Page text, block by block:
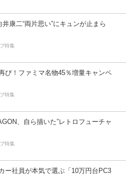
康二“両片思い”にキュンが止まら
特集
び！ファミマ名物45％増量キャンペ
特集
、自ら描いた”レトロフューチャ
特集
ー社員が本気で選ぶ「10万円台PC3